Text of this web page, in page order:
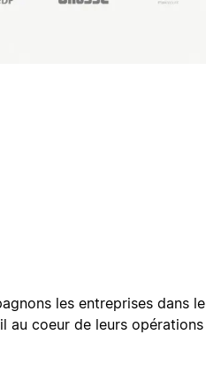
les entreprises dans le
au coeur de leurs opérations